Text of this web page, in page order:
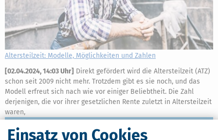
Einsatz von Cookies
Altersteilzeit: Modelle, Möglichkeiten und Zahlen
[02.04.2024, 14:03 Uhr] Direkt gefördert wird die Altersteilzeit (ATZ)
schon seit 2009 nicht mehr. Trotzdem gibt es sie noch, und das
Modell erfreut sich nach wie vor einiger Beliebtheit. Die Zahl
derjenigen, die vor ihrer gesetzlichen Rente zuletzt in Altersteilzeit
waren,